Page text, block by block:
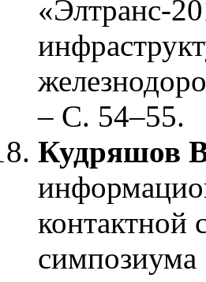
«Элтранс-
– С. 54–55.
Кудряшов
контактной
симпозиума